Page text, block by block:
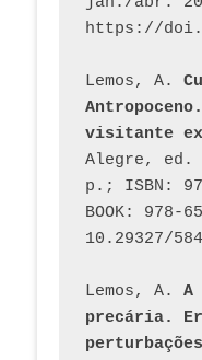
https://
Lemos, A.
visitante
Alegre, ed.
p.; ISBN:
BOOK: 978-
10.29327/
Lemos, A. A
precária.